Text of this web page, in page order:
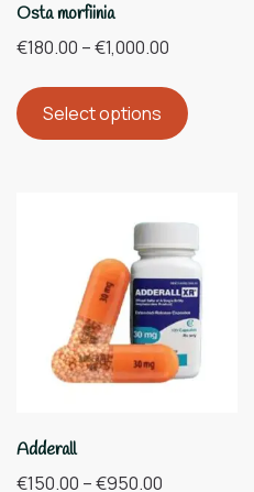
Osta morfiinia
€180.00 –€1,000.00
Select options
Adderall
€150.00 –€950.00